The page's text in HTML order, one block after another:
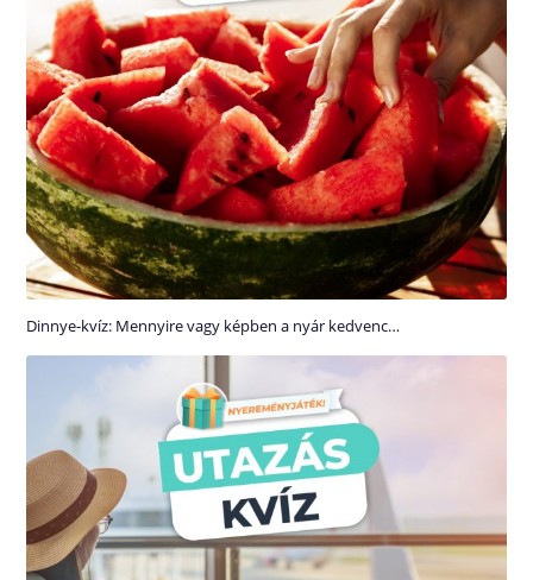
Dinnye-kvíz: Mennyire vagy képben a nyár kedvenc…